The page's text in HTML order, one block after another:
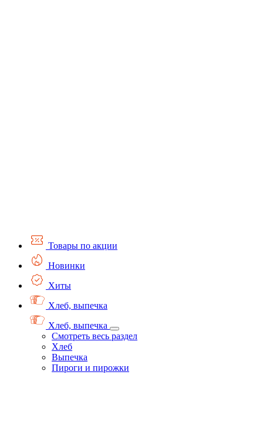
Товары по акции
Новинки
Хиты
Хлеб, выпечка
Хлеб, выпечка
Смотреть весь раздел
Хлеб
Выпечка
Пироги и пирожки